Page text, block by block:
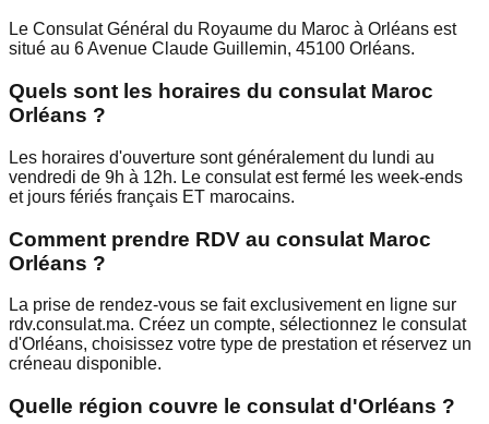
Le Consulat Général du Royaume du Maroc à Orléans est
situé au 6 Avenue Claude Guillemin, 45100 Orléans.
Quels sont les horaires du consulat Maroc
Orléans ?
Les horaires d'ouverture sont généralement du lundi au
vendredi de 9h à 12h. Le consulat est fermé les week-ends
et jours fériés français ET marocains.
Comment prendre RDV au consulat Maroc
Orléans ?
La prise de rendez-vous se fait exclusivement en ligne sur
rdv.consulat.ma. Créez un compte, sélectionnez le consulat
d'Orléans, choisissez votre type de prestation et réservez un
créneau disponible.
Quelle région couvre le consulat d'Orléans ?